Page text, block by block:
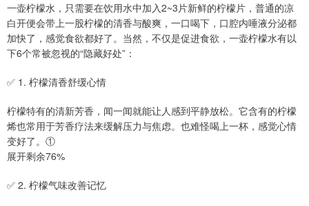
一壶柠檬水，只需要在饮用水中加入2~3片新鲜的柠檬片，普通的凉
白开便会带上一股柠檬的清香与酸爽，一口喝下，口腔内唾液分泌都
加快了，感觉食欲都好了。当然，不仅是促进食欲，一壶柠檬水有以
下6个常被忽视的“隐藏好处”：
✅ 1. 柠檬清香舒缓心情
柠檬特有的清新芳香，闻一闻就能让人感到平静放松。它含有的柠檬
烯也常用于芳香疗法来缓解压力与焦虑。也难怪喝上一杯，感觉心情
变好了。①
展开剩余76%
✅ 2. 柠檬气味改善记忆